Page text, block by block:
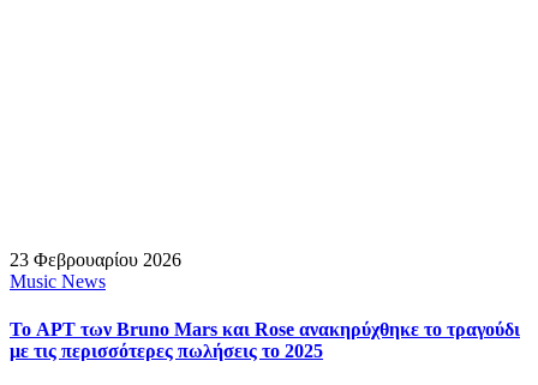
23 Φεβρουαρίου 2026
Music News
Το APT των Bruno Mars και Rose ανακηρύχθηκε το τραγούδι
με τις περισσότερες πωλήσεις το 2025